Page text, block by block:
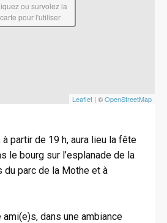
Leaflet | ©OpenStreetMap
ou survolez la
carte pour l'utiliser
partir de 19 h, aura lieu la fête
le bourg sur l’esplanade de la
du parc de la Mothe et à
dans une ambiance